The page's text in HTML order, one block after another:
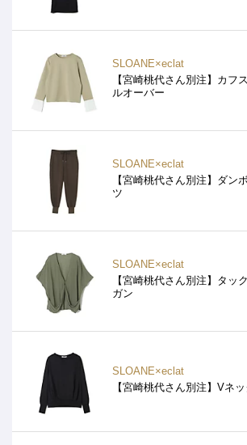
SLOANE×eclat
【宮崎桃代さん別注】カフ
ルオーバー
SLOANE×eclat
【宮崎桃代さん別注】ダン
ツ
SLOANE×eclat
【宮崎桃代さん別注】タッ
ガン
SLOANE×eclat
【宮崎桃代さん別注】Vネ